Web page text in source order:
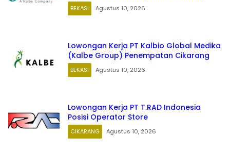
BEKASI Agustus 10, 2026
Lowongan Kerja PT Kalbio Global Medika
(Kalbe Group) Penempatan Cikarang
BEKASI Agustus 10, 2026
Lowongan Kerja PT T.RAD Indonesia
Posisi Operator Store
CIKARANG Agustus 10, 2026